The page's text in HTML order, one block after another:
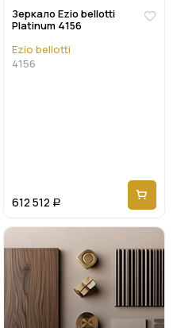
Зеркало Ezio bellotti
Platinum 4156
Ezio bellotti
4156
612 512 Р